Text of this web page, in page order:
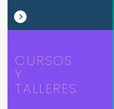
CURSOS
Y
TALLERES